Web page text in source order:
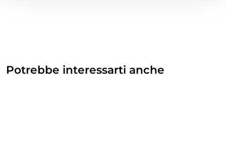
Potrebbe interessarti anche